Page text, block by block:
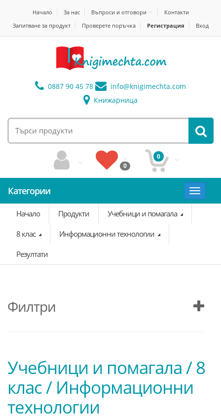
Начало За нас Въпроси и отговори
Контакти
Запитване за продукт
Проверете поръчка Регистрация Вход
0887 90 45 78 info@knigimechta.com
Книжарница
0
0
Категории
Toggle
Начало
Продукти Учебници и помагала
8 клас Информационни технологии
Резултати
Филтри
Учебници и помагала / 8
клас / Информационни
технологии